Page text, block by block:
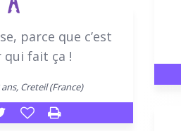
parce que c’est
qui fait ça !
Creteil (France)